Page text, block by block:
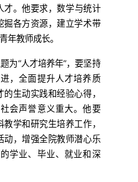
才。他要求，数学与统计
掘各方资源，建立学术带
年教师成长。
为“人才培养年”，要坚持
，全面提升人才培养质
生动实践和经验心得，
会声誉意义重大。他要
学和研究生培养工作，
动，增强全院教师潜心乐
学业、毕业、就业和深